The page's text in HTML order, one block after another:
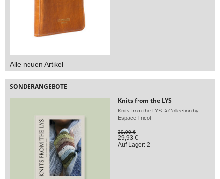
Alle neuen Artikel
SONDERANGEBOTE
Knits from the LYS
Knits from the LYS: A Collection by
Espace Tricot
39,90 €
29,93 €
Auf Lager: 2